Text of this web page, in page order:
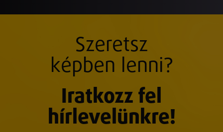
Szeretsz
képben lenni?
Iratkozz fel
hírlevelünkre!